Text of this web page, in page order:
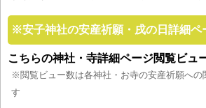
※安子神社の安産祈願・戌の日詳細ペ
こちらの神社・寺詳細ページ閲覧ビュ
※閲覧ビュー数は各神社・お寺の安産祈願への
す